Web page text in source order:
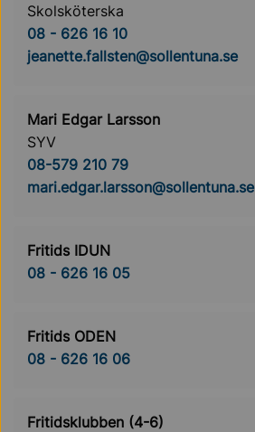
Skolsköterska
08 - 626 16 10
jeanette.fallsten@sollentuna.se
Mari Edgar Larsson
SYV
08-579 210 79
mari.edgar.larsson@sollentuna.se
Fritids IDUN
08 - 626 16 05
Fritids ODEN
08 - 626 16 06
Fritidsklubben (4-6)